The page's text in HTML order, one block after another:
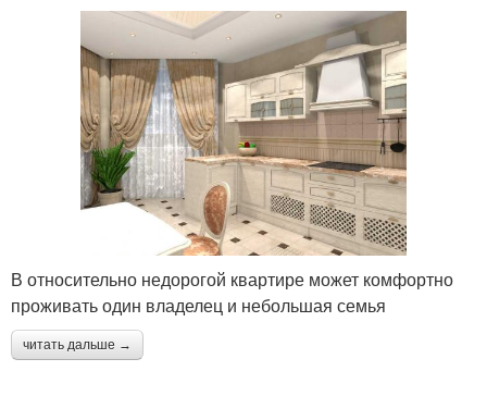
В относительно недорогой квартире может комфортно
проживать один владелец и небольшая семья
читать дальше →